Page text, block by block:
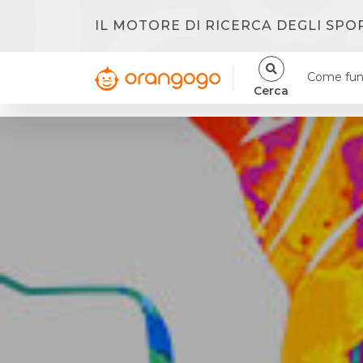
IL MOTORE DI RICERCA DEGLI
Cerca
Come